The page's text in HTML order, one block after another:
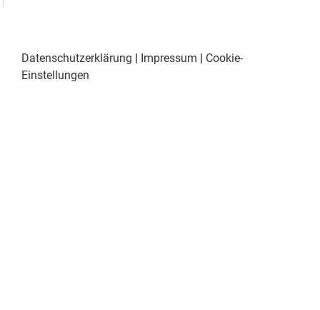
Datenschutzerklärung Impressum
Cookie-
Einstellungen